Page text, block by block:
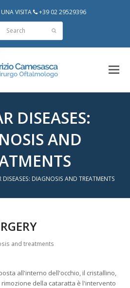
UNA VISITA
+39 02 29529396
DISEASES:
AND
DISEASES: DIAGNOSIS AND TREATMENTS
and treatments
all'interno dell'occhio, il cristallino,
della cataratta è l'intervento